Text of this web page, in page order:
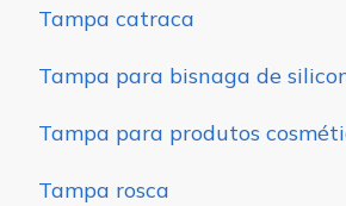
Tampa catraca
Tampa para bisnaga de
Tampa para produtos
Tampa rosca